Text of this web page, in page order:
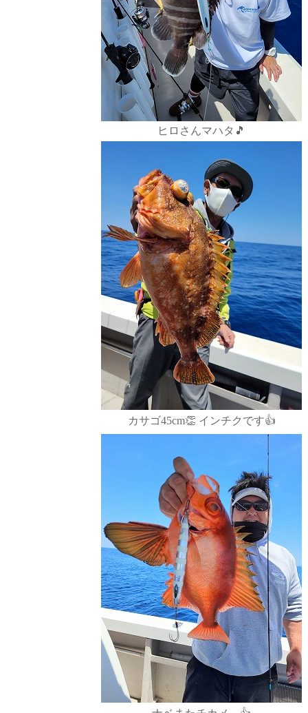
ヒロさんマハタ🎵
カサゴ45cm👏 インチクです👍️